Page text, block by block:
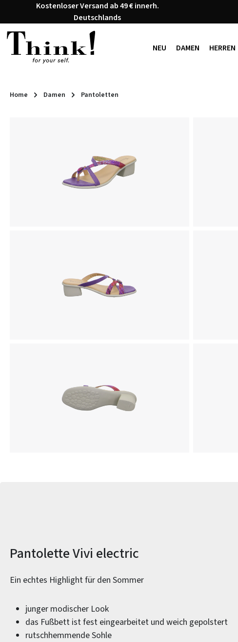
Hauptinhalt springen
Zur Suche springen
Zur Hauptnavigation springen
Kostenloser Versand ab 49 € innerh.
Deutschlands
NEU DAMEN HERREN
Home Damen Pantoletten
Produktinformationen
Pantolette Vivi electric
Ein echtes Highlight für den Sommer
junger modischer Look
das Fußbett ist fest eingearbeitet und weich gepolstert
rutschhemmende Sohle